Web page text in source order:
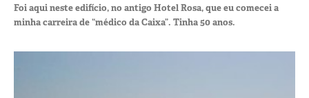
Foi aqui neste edifício, no antigo Hotel Rosa, que eu comecei a
minha carreira de “médico da Caixa”. Tinha 50 anos.